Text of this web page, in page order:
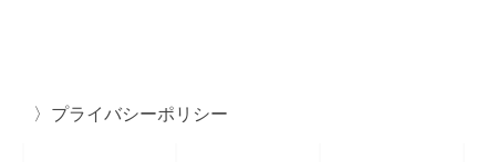
プライバシーポリシー